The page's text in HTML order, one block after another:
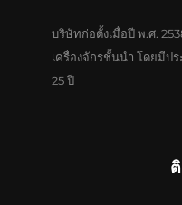
บริษัทก่อตั้งเมื่อปี พ.ศ.
เครื่องจักรชั้นนำ โดยมีป
25 ปี